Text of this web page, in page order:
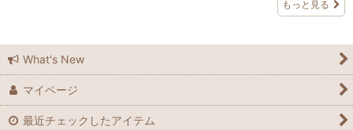
もっと見る
What's New
マイページ
最近チェックしたアイテム